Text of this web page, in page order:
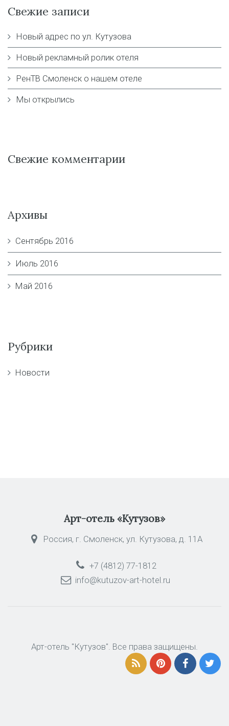
Свежие записи
Новый адрес по ул. Кутузова
Новый рекламный ролик отеля
РенТВ Смоленск о нашем отеле
Мы открылись
Свежие комментарии
Архивы
Сентябрь 2016
Июль 2016
Май 2016
Рубрики
Новости
Арт-отель «Кутузов»
Россия, г. Смоленск, ул. Кутузова, д. 11А
+7 (4812) 77-1812
info@kutuzov-art-hotel.ru
Арт-отель "Кутузов". Все права защищены.